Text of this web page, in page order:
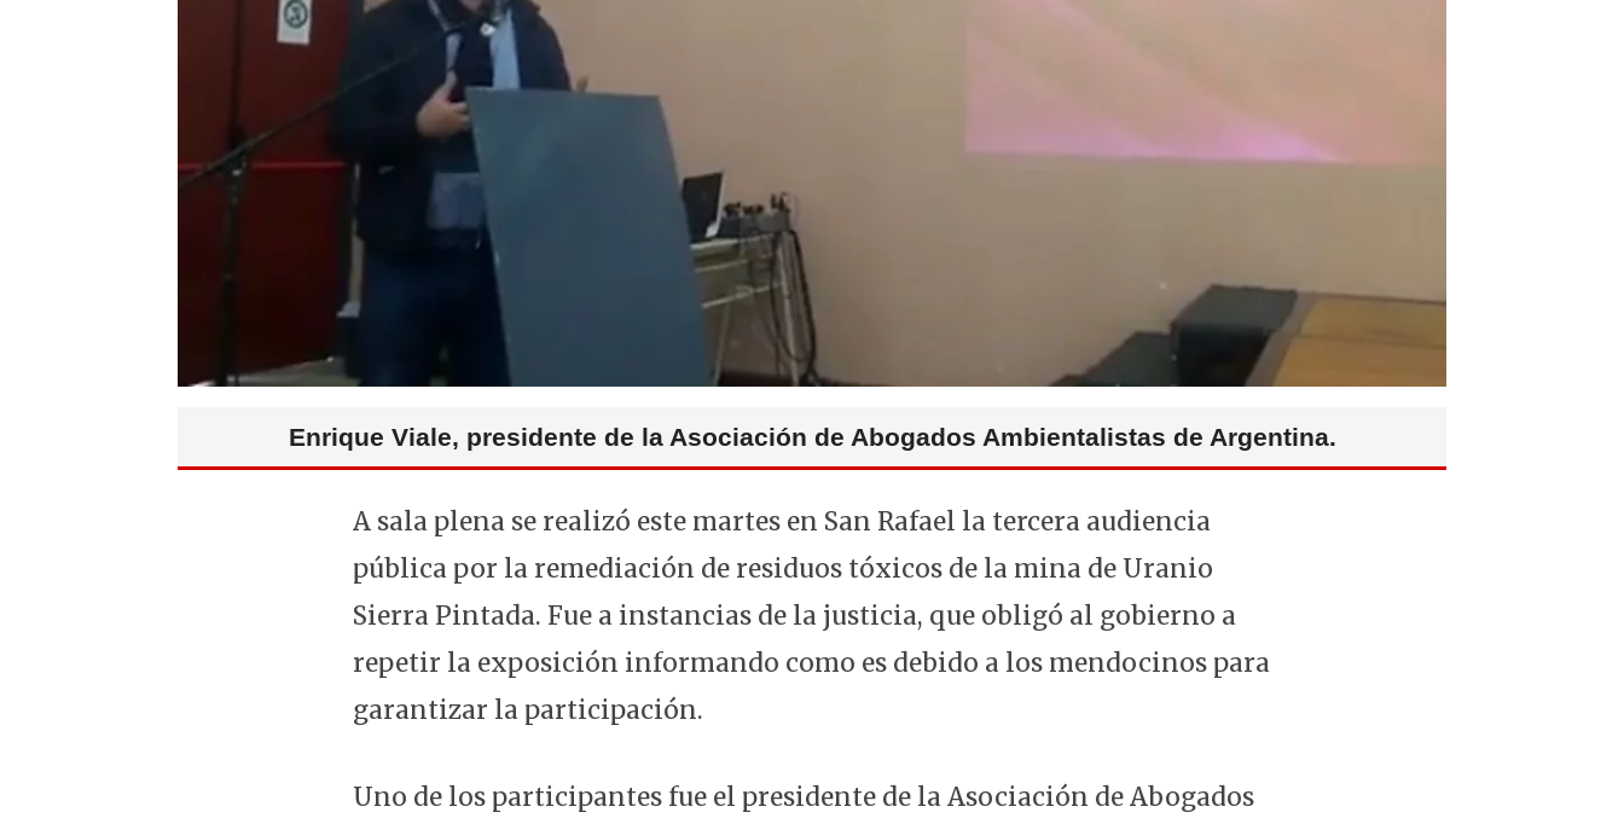
Enrique Viale, presidente de la Asociación de Abogados Ambientalistas de Argentina.
A sala plena se realizó este martes en San Rafael la tercera audiencia
pública por la remediación de residuos tóxicos de la mina de Uranio
Sierra Pintada. Fue a instancias de la justicia, que obligó al gobierno a
repetir la exposición informando como es debido a los mendocinos para
garantizar la participación.
Uno de los participantes fue el presidente de la Asociación de Abogados